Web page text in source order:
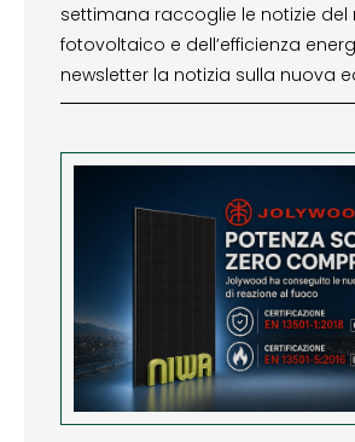
settimana raccoglie le notizie
fotovoltaico e dell’efficienza
newsletter la notizia sulla nuova